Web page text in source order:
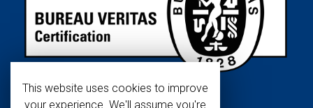
This website uses cookies to improve
your experience. We'll assume you're